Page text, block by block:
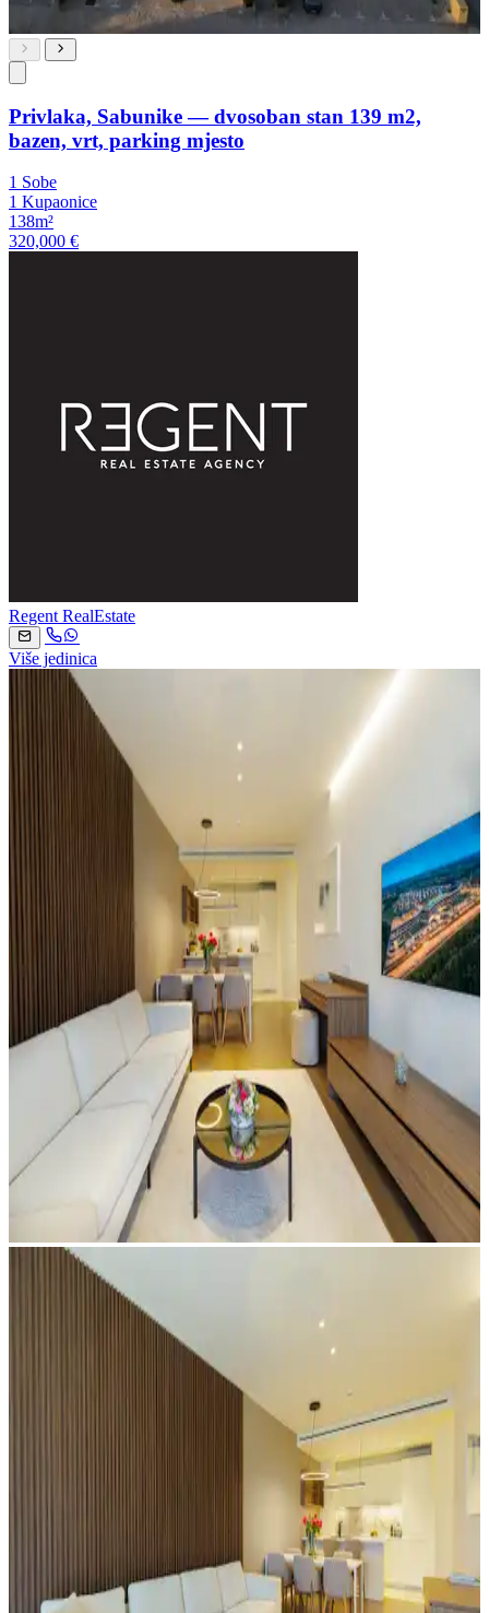
Privlaka, Sabunike — dvosoban stan 139 m2,
bazen, vrt, parking mjesto
1 Sobe
1 Kupaonice
138m²
320,000 €
Regent RealEstate
Više jedinica